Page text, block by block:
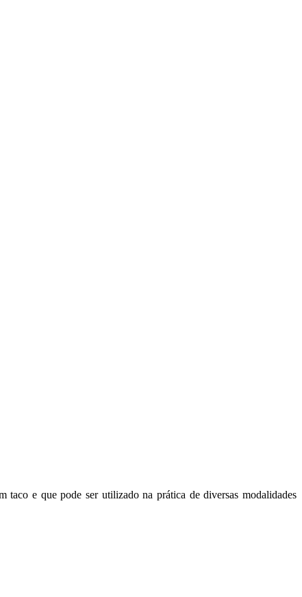
taco e que pode ser utilizado na prática de diversas modalidades